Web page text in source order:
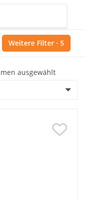
Weitere Filter · 5
ausgewählt